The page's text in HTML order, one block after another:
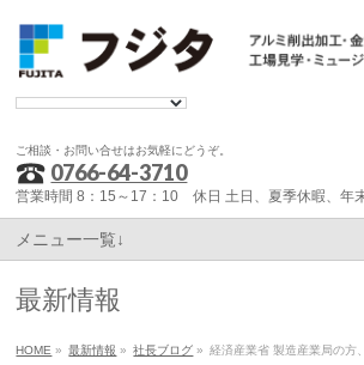
ご相談・お問い合せはお気軽にどうぞ。
0766-64-3710
営業時間 8：15～17：10 休日 土日、夏季休暇、年
メニュー一覧↓
最新情報
HOME » 最新情報 » 社長ブログ » 経済産業省 製造産業局の方